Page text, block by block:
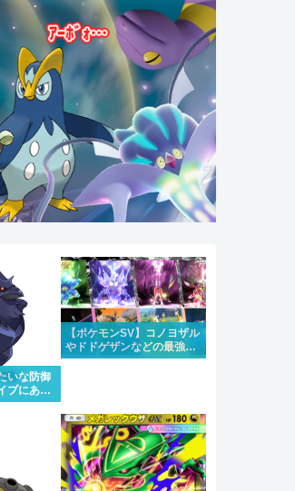
いな防御
プにある
けどもう
【ポケモンSV】コノヨザル
やドドゲザンなどの最強レ
イドが4週連続で開催！合